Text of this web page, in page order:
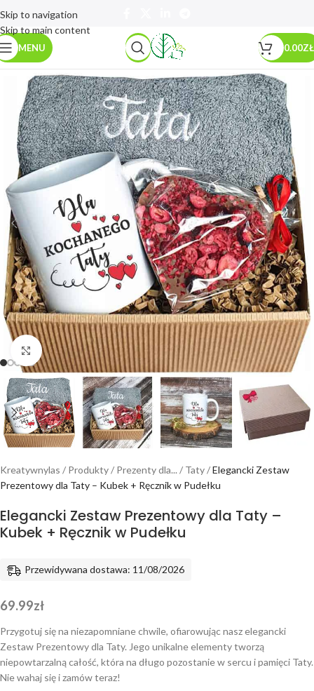
Skip to navigation
Skip to main content
MENU 0.00ZŁ
Powiększ
Kreatywnylas / Produkty/ Prezenty dla... / Taty/Elegancki Zestaw
Prezentowy dla Taty – Kubek + Ręcznik w Pudełku
Elegancki Zestaw Prezentowy dla Taty –
Kubek + Ręcznik w Pudełku
Przewidywana dostawa: 11/08/2026
69.99zł
Przygotuj się na niezapomniane chwile, ofiarowując nasz elegancki
Zestaw Prezentowy dla Taty. Jego unikalne elementy tworzą
niepowtarzalną całość, która na długo pozostanie w sercu i pamięci Taty.
Nie wahaj się i zamów teraz!